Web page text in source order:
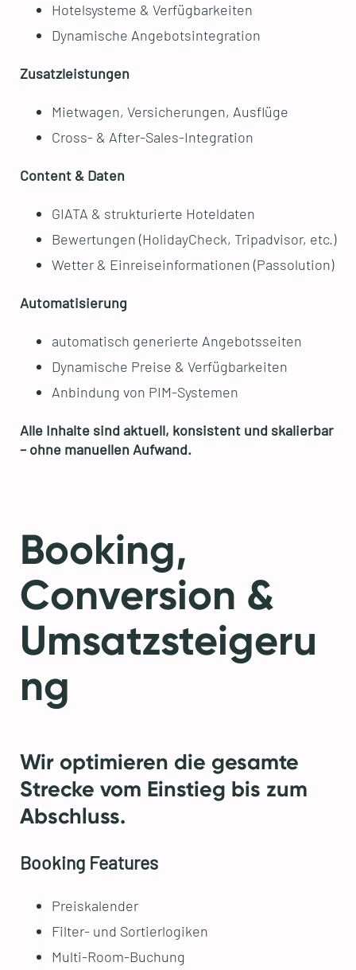
Hotelsysteme & Verfügbarkeiten
Dynamische Angebotsintegration
Zusatzleistungen
Mietwagen, Versicherungen, Ausflüge
Cross- & After-Sales-Integration
Content & Daten
GIATA & strukturierte Hoteldaten
Bewertungen (HolidayCheck, Tripadvisor, etc.)
Wetter & Einreiseinformationen (Passolution)
Automatisierung
automatisch generierte Angebotsseiten
Dynamische Preise & Verfügbarkeiten
Anbindung von PIM-Systemen
Alle Inhalte sind aktuell, konsistent und skalierbar
– ohne manuellen Aufwand.
Booking,
Conversion &
Umsatzsteigeru
ng
Wir optimieren die gesamte
Strecke vom Einstieg bis zum
Abschluss.
Booking Features
Preiskalender
Filter- und Sortierlogiken
Multi-Room-Buchung